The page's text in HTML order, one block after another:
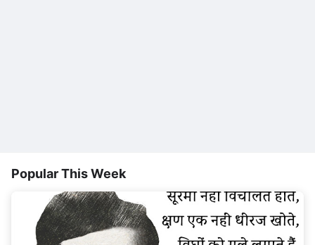
Popular This Week